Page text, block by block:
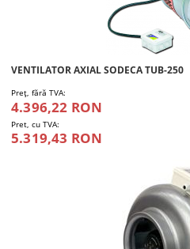
VENTILATOR AXIAL SODECA TUB-250
Preţ, fără TVA:
4.396,22 RON
Pret, cu TVA:
5.319,43 RON